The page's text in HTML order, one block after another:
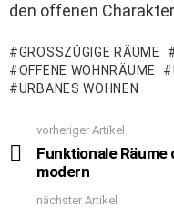
den offenen
GROSSZÜGIGE RÄUME
OFFENE WOHNRÄUME
URBANES WOHNEN
more
vorheriger Artikel
Funktionale
modern
nächster Artikel